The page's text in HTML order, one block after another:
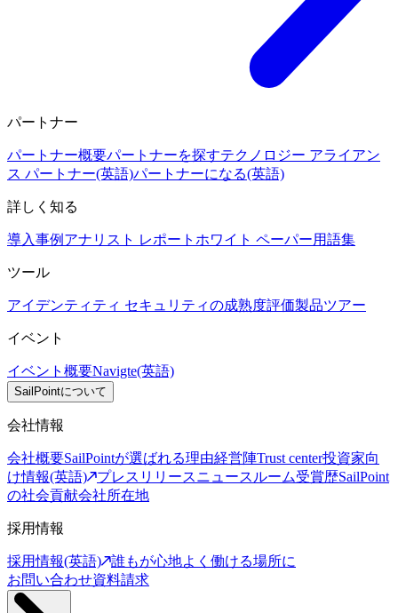
パートナー
パートナー概要パートナーを探すテクノロジー アライアン
ス パートナー(英語)パートナーになる(英語)
詳しく知る
導入事例 アナリスト レポート ホワイト ペーパー用語集
ツール
アイデンティティ セキュリティの成熟度評価製品ツアー
イベント
イベント概要Navigte(英語)
SailPointについて
会社情報
会社概要SailPointが選ばれる理由経営陣Trust center投資家向
け情報(英語)
プレスリリースニュースルーム受賞歴SailPoint
の社会貢献会社所在地
採用情報
採用情報(英語)
誰もが心地よく働ける場所に
お問い合わせ資料請求